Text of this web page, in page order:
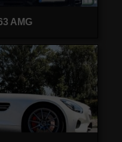
AMG